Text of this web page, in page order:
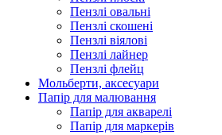
Пензлі овальні
Пензлі скошені
Пензлі віялові
Пензлі лайнер
Пензлі флейц
Мольберти, аксесуари
Папір для малювання
Папір для акварелі
Папір для маркерів